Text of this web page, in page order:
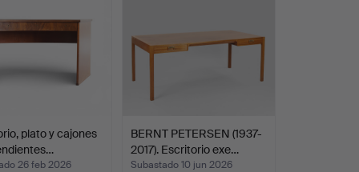
plato y cajones
26 feb 2026
BERNT PETERSEN (1937-
2017). Escritorio exe…
Subastado 10 jun 2026